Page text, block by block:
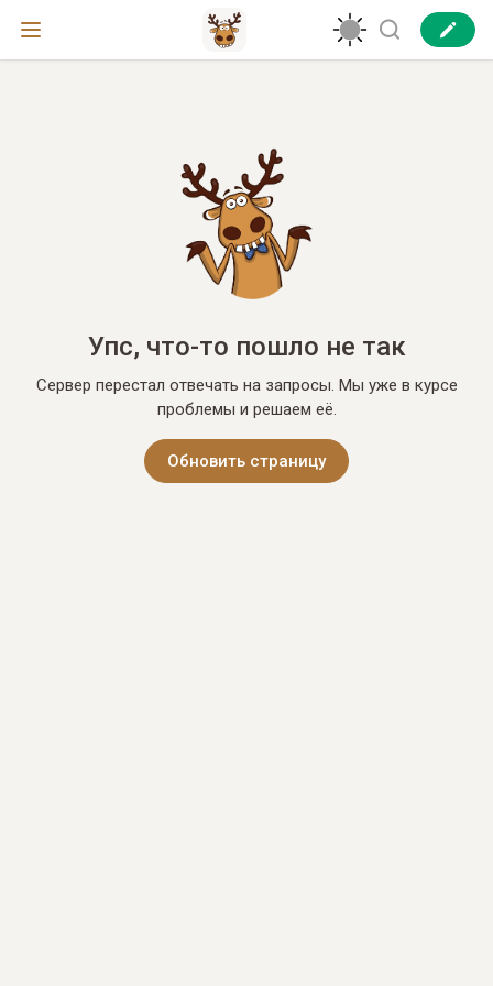
Упс, что-то пошло не так
Сервер перестал отвечать на запросы. Мы уже в курсе
проблемы и решаем её.
Обновить страницу